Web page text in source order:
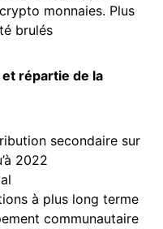
monnaies. Plus
brulés
répartie de la
secondaire sur
2022
à plus long terme
communautaire